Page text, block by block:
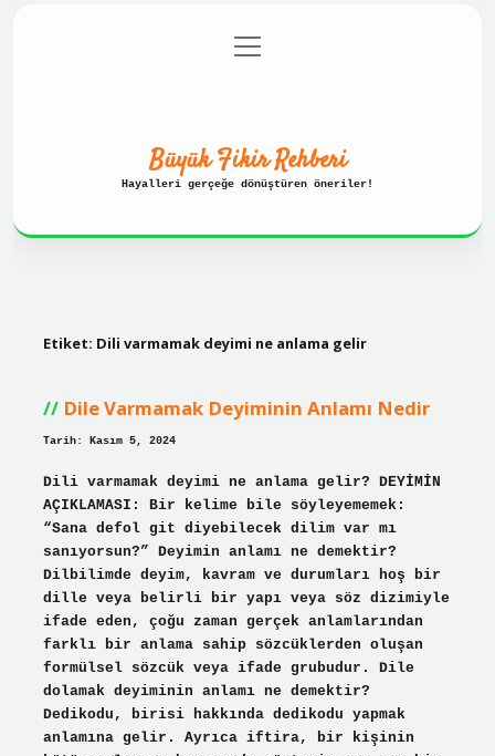
Gizlilik Politikası
menüyü
aç
Büyük Fikir Rehberi
Hayalleri gerçeğe dönüştüren öneriler!
Etiket: Dili varmamak deyimi ne anlama gelir
Dile Varmamak Deyiminin Anlamı Nedir
Tarih: Kasım 5, 2024
Dili varmamak deyimi ne anlama gelir? DEYİMİN
AÇIKLAMASI: Bir kelime bile söyleyememek:
“Sana defol git diyebilecek dilim var mı
sanıyorsun?” Deyimin anlamı ne demektir?
Dilbilimde deyim, kavram ve durumları hoş bir
dille veya belirli bir yapı veya söz dizimiyle
ifade eden, çoğu zaman gerçek anlamlarından
farklı bir anlama sahip sözcüklerden oluşan
formülsel sözcük veya ifade grubudur. Dile
dolamak deyiminin anlamı ne demektir?
Dedikodu, birisi hakkında dedikodu yapmak
anlamına gelir. Ayrıca iftira, bir kişinin